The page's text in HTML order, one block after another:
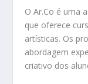
O Ar.Co é uma
que oferece
artísticas. Os
abordagem
criativo dos